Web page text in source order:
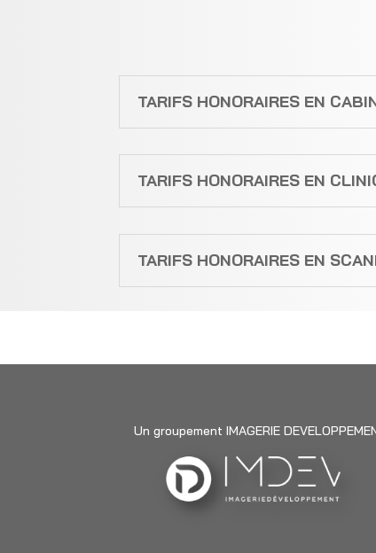
TARIFS HONORAIRES EN
TARIFS HONORAIRES EN
TARIFS HONORAIRES EN
Un groupement IMAGERIE